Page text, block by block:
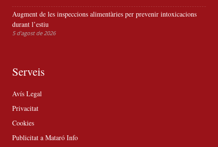
Augment de les inspeccions alimentàries per prevenir intoxicacions
durant l’estiu
5 d'agost de 2026
Serveis
Avís Legal
Privacitat
Cookies
Publicitat a Mataró Info